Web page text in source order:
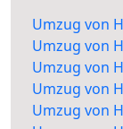
Umzug von
Umzug von
Umzug von
Umzug von
Umzug von